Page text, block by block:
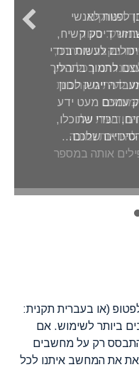
לפנות לאנשי
דיסק קשיח,
לעשות בכדי
לתמוך בתהליך
ייגשו לכונן
עמכם מעט ידע
בכדי שתוכלו,
שלכם…
(או בעברית תקנית:
ביותר לשימוש. אם
רק על מחשבים
את המחשב איתנו לכל